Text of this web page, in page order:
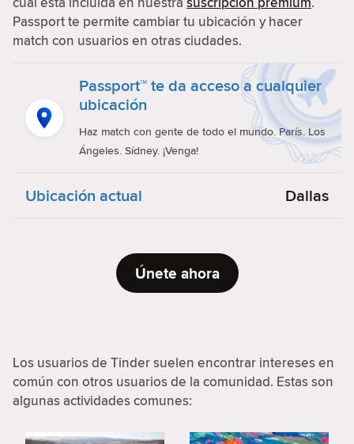
Passport te permite cambiar tu ubicación y hacer
match con usuarios en otras ciudades.
Passport™ te da acceso a cualquier
ubicación
Haz match con gente de todo el mundo. París. Los
Ángeles. Sídney. ¡Venga!
Ubicación actual Dallas
Únete ahora
Los usuarios de Tinder suelen encontrar intereses en
común con otros usuarios de la comunidad. Estas son
algunas actividades comunes: